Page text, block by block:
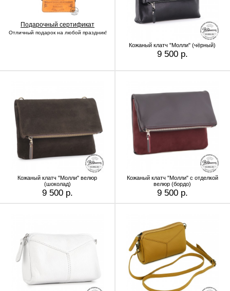
Подарочный сертификат
Отличный подарок на любой праздник!
Кожаный клатч "Молли" (чёрный)
9 500 р.
Кожаный клатч "Молли" велюр
(шоколад)
9 500 р.
Кожаный клатч "Молли" с отделкой
велюр (бордо)
9 500 р.